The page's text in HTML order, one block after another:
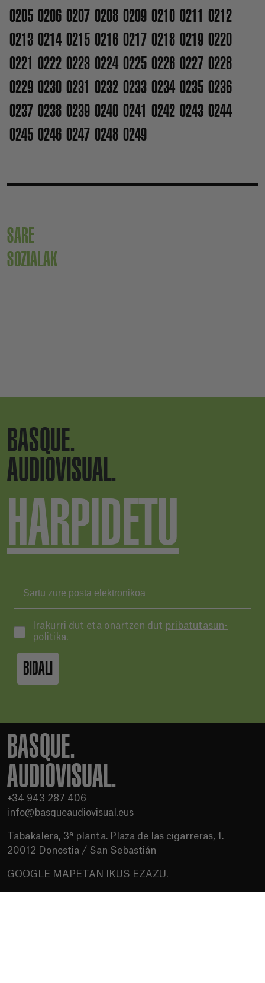
0205 0206 0207 0208 0209 0210 0211 0212
0213 0214 0215 0216 0217 0218 0219 0220
0221 0222 0223 0224 0225 0226 0227 0228
0229 0230 0231 0232 0233 0234 0235 0236
0237 0238 0239 0240 0241 0242 0243 0244
0245 0246 0247 0248 0249
SARE
SOZIALAK
BASQUE.
AUDIOVISUAL.
HARPIDETU
Irakurri dut eta onartzen dut pribatutasun-
politika.
BIDALI
BASQUE.
AUDIOVISUAL.
+34 943 287 406
info@basqueaudiovisual.eus
Tabakalera, 3ª planta. Plaza de las cigarreras, 1.
20012 Donostia / San Sebastián
GOOGLE MAPETAN IKUS EZAZU.